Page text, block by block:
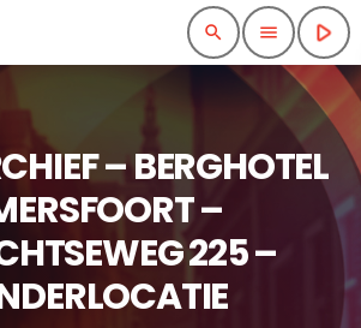
search menu play_arrow
– BERGHOTEL
–
225 –